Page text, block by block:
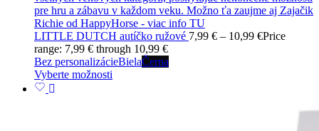
LITTLE DUTCH autíčko ružové 7,99 € – 10,99 €Price
range: 7,99 € through 10,99 €
Bez personalizácieBielaČerna
Vyberte možnosti